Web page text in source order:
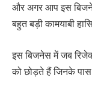
और अगर आप इस
बहुत बड़ी कामयाबी
इस बिजनेस में जब
को छोड़ते हैं जिनके